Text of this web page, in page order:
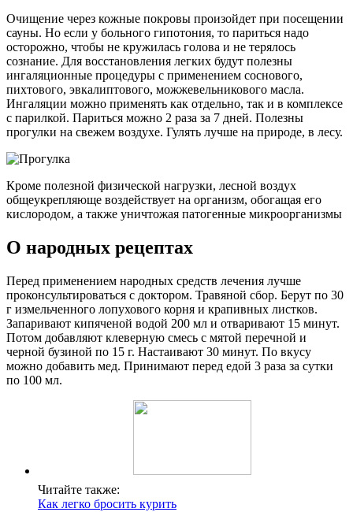
Очищение через кожные покровы произойдет при посещении
сауны. Но если у больного гипотония, то париться надо
осторожно, чтобы не кружилась голова и не терялось
сознание. Для восстановления легких будут полезны
ингаляционные процедуры с применением соснового,
пихтового, эвкалиптового, можжевельникового масла.
Ингаляции можно применять как отдельно, так и в комплексе
с парилкой. Париться можно 2 раза за 7 дней. Полезны
прогулки на свежем воздухе. Гулять лучше на природе, в лесу.
Кроме полезной физической нагрузки, лесной воздух
общеукрепляюще воздействует на организм, обогащая его
кислородом, а также уничтожая патогенные микроорганизмы
О народных рецептах
Перед применением народных средств лечения лучше
проконсультироваться с доктором. Травяной сбор. Берут по 30
г измельченного лопухового корня и крапивных листков.
Запаривают кипяченой водой 200 мл и отваривают 15 минут.
Потом добавляют клеверную смесь с мятой перечной и
черной бузиной по 15 г. Настаивают 30 минут. По вкусу
можно добавить мед. Принимают перед едой 3 раза за сутки
по 100 мл.
Читайте также:
Как легко бросить курить